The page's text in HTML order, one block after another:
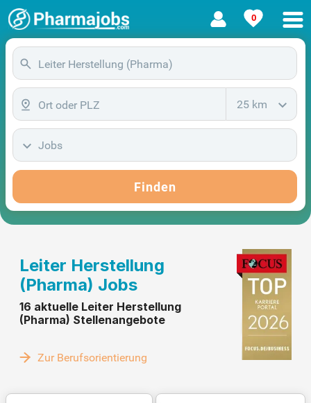
0
25 km
Jobs
Finden
Leiter Herstellung
(Pharma) Jobs
16 aktuelle Leiter Herstellung
(Pharma) Stellenangebote
Zur Berufsorientierung